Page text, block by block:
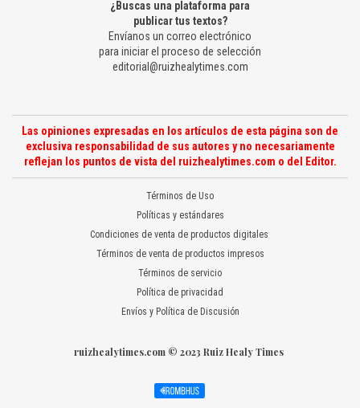
¿Buscas una plataforma para
publicar tus textos?
Envíanos un correo electrónico
para iniciar el proceso de selección
editorial@ruizhealytimes.com
Las opiniones expresadas en los artículos de esta página son de
exclusiva responsabilidad de sus autores y no necesariamente
reflejan los puntos de vista del ruizhealytimes.com o del Editor.
Términos de Uso
Políticas y estándares
Condiciones de venta de productos digitales
Términos de venta de productos impresos
Términos de servicio
Política de privacidad
Envíos y Política de Discusión
ruizhealytimes.com © 2023 Ruiz Healy Times